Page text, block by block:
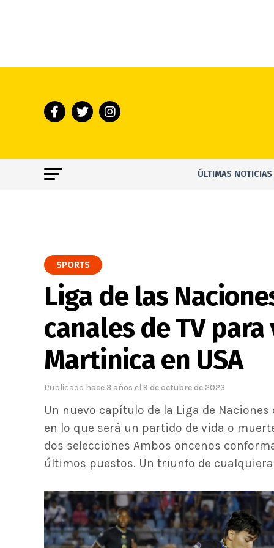
ÚLTIMAS NOTICIAS
SPORTS
Liga de las
canales de TV
Martinica en USA
Publicado hace 3 años el 9 de octubre de 2023
Un nuevo capítulo de la Liga de
en lo que será un partido de vida o
dos selecciones Ambos oncenos
últimos puestos. Un triunfo de